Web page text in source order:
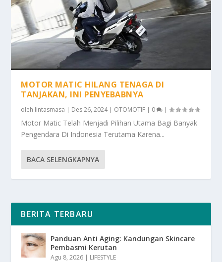
MOTOR MATIC HILANG TENAGA DI
TANJAKAN, INI PENYEBABNYA
oleh lintasmasa | Des 26, 2024| OTOMOTIF | 0 |
Motor Matic Telah Menjadi Pilihan Utama Bagi Banyak
Pengendara Di Indonesia Terutama Karena...
BACA SELENGKAPNYA
BERITA TERBARU
Panduan Anti Aging: Kandungan Skincare
Pembasmi Kerutan
Agu 8, 2026 | LIFESTYLE